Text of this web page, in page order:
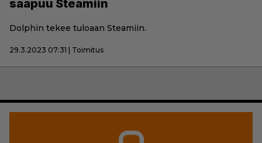
saapuu Steamiin
Dolphin tekee tuloaan Steamiin.
29.3.2023 07:31 | Toimitus